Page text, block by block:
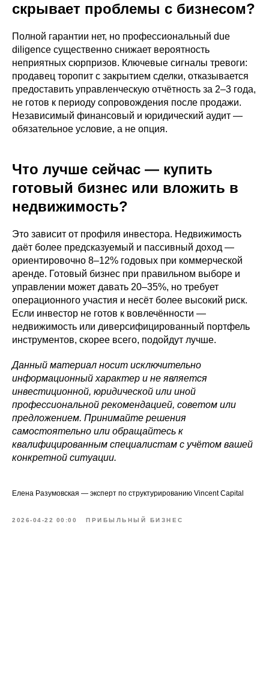
скрывает проблемы с бизнесом?
Полной гарантии нет, но профессиональный due
diligence существенно снижает вероятность
неприятных сюрпризов. Ключевые сигналы тревоги:
продавец торопит с закрытием сделки, отказывается
предоставить управленческую отчётность за 2–3 года,
не готов к периоду сопровождения после продажи.
Независимый финансовый и юридический аудит —
обязательное условие, а не опция.
Что лучше сейчас — купить
готовый бизнес или вложить в
недвижимость?
Это зависит от профиля инвестора. Недвижимость
даёт более предсказуемый и пассивный доход —
ориентировочно 8–12% годовых при коммерческой
аренде. Готовый бизнес при правильном выборе и
управлении может давать 20–35%, но требует
операционного участия и несёт более высокий риск.
Если инвестор не готов к вовлечённости —
недвижимость или диверсифицированный портфель
инструментов, скорее всего, подойдут лучше.
Данный материал носит исключительно
информационный характер и не является
инвестиционной, юридической или иной
профессиональной рекомендацией, советом или
предложением. Принимайте решения
самостоятельно или обращайтесь к
квалифицированным специалистам с учётом вашей
конкретной ситуации.
Елена Разумовская — эксперт по структурированию Vincent Capital
2026-04-22 00:00 ПРИБЫЛЬНЫЙ БИЗНЕС